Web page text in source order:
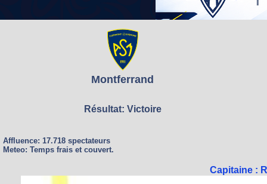
Montferrand
Résultat: Victoire
Affluence: 17.718 spectateurs
Meteo: Temps frais et couvert.
Capitaine :